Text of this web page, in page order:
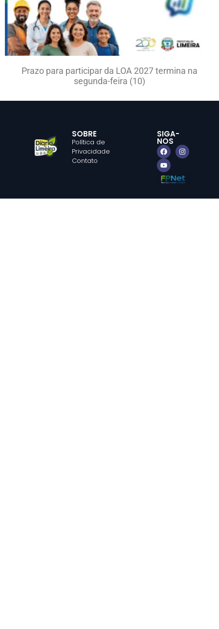
Prazo para participar da LOA 2027 termina na
segunda-feira (10)
SOBRE
Política de
Privacidade
Contato
SIGA-
NOS